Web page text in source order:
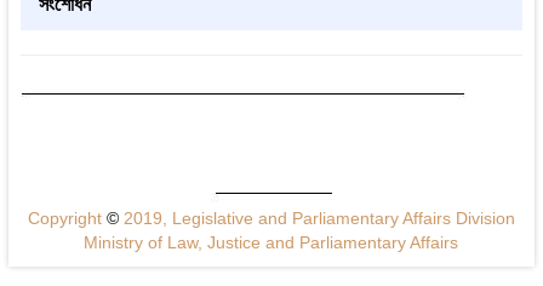
সংশোধন
Copyright ©2019, Legislative and Parliamentary Affairs Division
Ministry of Law, Justice and Parliamentary Affairs